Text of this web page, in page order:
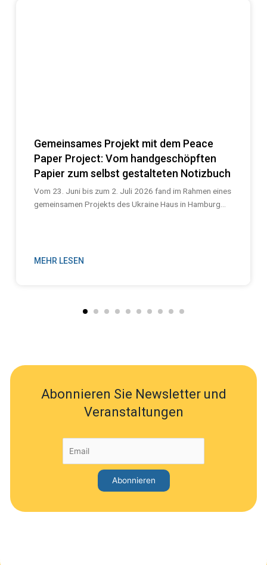
Gemeinsames Projekt mit dem Peace
Paper Project: Vom handgeschöpften
Papier zum selbst gestalteten Notizbuch
Vom 23. Juni bis zum 2. Juli 2026 fand im Rahmen eines
gemeinsamen Projekts des Ukraine Haus in Hamburg...
MEHR LESEN
Abonnieren Sie Newsletter und
Veranstaltungen